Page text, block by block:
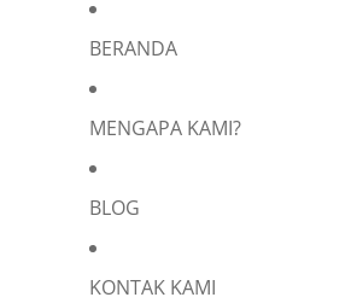
BERANDA
MENGAPA KAMI?
BLOG
KONTAK KAMI